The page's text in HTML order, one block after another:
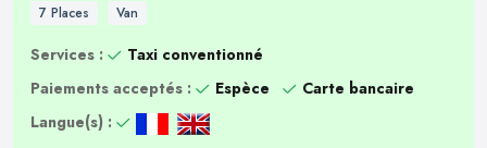
7 Places Van
Services :
Taxi conventionné
Paiements acceptés :
Espèce
Carte bancaire
Langue(s) :